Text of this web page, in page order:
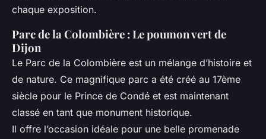
chaque exposition.
Parc de la Colombière : Le poumon vert de
Dijon
Le Parc de la Colombière est un mélange d’histoire et
de nature. Ce magnifique parc a été créé au 17ème
siècle pour le Prince de Condé et est maintenant
classé en tant que monument historique.
Il offre l’occasion idéale pour une belle promenade